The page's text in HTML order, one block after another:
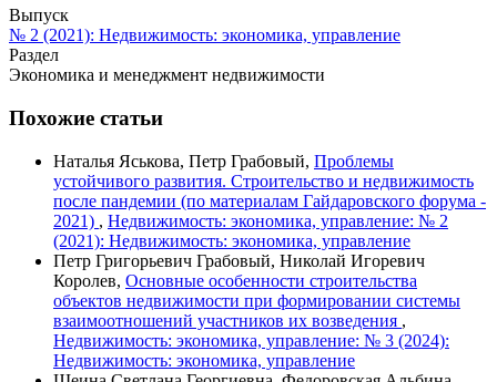
Выпуск
№ 2 (2021): Недвижимость: экономика, управление
Раздел
Экономика и менеджмент недвижимости
Похожие статьи
Наталья Яськова, Петр Грабовый, Проблемы
устойчивого развития. Строительство и недвижимость
после пандемии (по материалам Гайдаровского форума -
2021) , Недвижимость: экономика, управление: № 2
(2021): Недвижимость: экономика, управление
Петр Григорьевич Грабовый, Николай Игоревич
Королев, Основные особенности строительства
объектов недвижимости при формировании системы
взаимоотношений участников их возведения ,
Недвижимость: экономика, управление: № 3 (2024):
Недвижимость: экономика, управление